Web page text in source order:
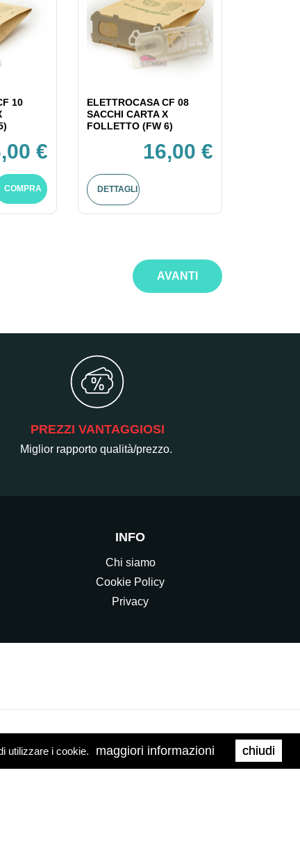
utilizzare i cookie. maggiori informazioni chiudi
10
€
COMPRA
ELETTROCASA CF 08
SACCHI CARTA X
FOLLETTO (FW 6)
16,00 €
DETTAGLI
AVANTI
PREZZI VANTAGGIOSI
Miglior rapporto qualità/prezzo.
INFO
Chi siamo
Cookie Policy
Privacy